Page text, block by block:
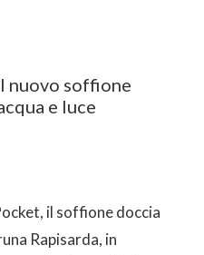
nuovo soffione
e luce
il soffione doccia
Rapisarda, in